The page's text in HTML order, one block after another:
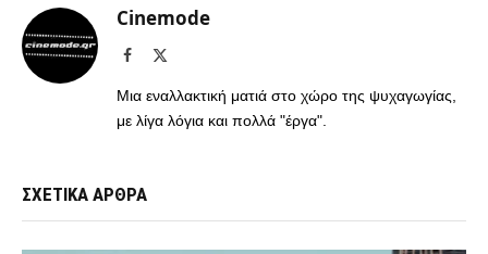
Cinemode
Facebook
Μια εναλλακτική ματιά στο χώρο της ψυχαγωγίας,
με λίγα λόγια και πολλά "έργα".
ΣΧΕΤΙΚΑ ΑΡΘΡΑ